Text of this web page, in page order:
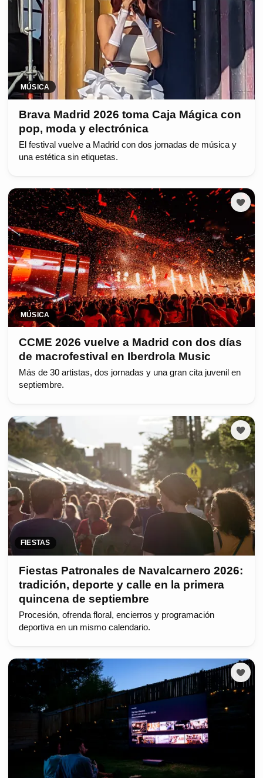
MÚSICA
Brava Madrid 2026 toma Caja Mágica con
pop, moda y electrónica
El festival vuelve a Madrid con dos jornadas de música y
una estética sin etiquetas.
MÚSICA
CCME 2026 vuelve a Madrid con dos días
de macrofestival en Iberdrola Music
Más de 30 artistas, dos jornadas y una gran cita juvenil en
septiembre.
FIESTAS
Fiestas Patronales de Navalcarnero 2026:
tradición, deporte y calle en la primera
quincena de septiembre
Procesión, ofrenda floral, encierros y programación
deportiva en un mismo calendario.